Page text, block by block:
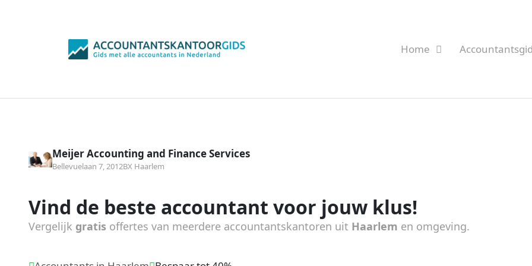
Home
Meijer Accounting and Finance Services
Bellevuelaan 7, 2012BX Haarlem
Vind de beste accountant voor jouw klus!
Vergelijk gratis offertes van meerdere accountantskantoren uit Haarlem en omgeving.